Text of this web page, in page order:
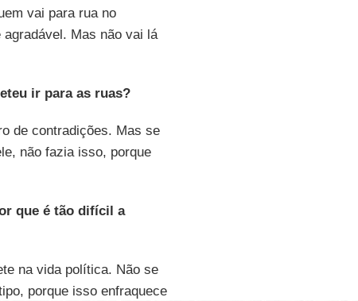
vai para rua no
Mas não vai lá
ir para as ruas?
de contradições. Mas se
não fazia isso, porque
que é tão difícil a
na vida política. Não se
porque isso enfraquece